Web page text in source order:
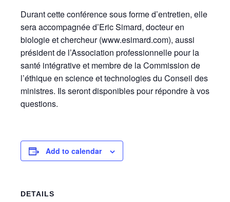
Durant cette conférence sous forme d’entretien, elle
sera accompagnée d’Eric Simard, docteur en
biologie et chercheur (www.esimard.com), aussi
président de l’Association professionnelle pour la
santé intégrative et membre de la Commission de
l’éthique en science et technologies du Conseil des
ministres. Ils seront disponibles pour répondre à vos
questions.
Add to calendar
DETAILS